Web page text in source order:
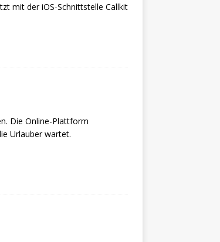
mit der iOS-Schnittstelle Callkit
Die Online-Plattform
Urlauber wartet.